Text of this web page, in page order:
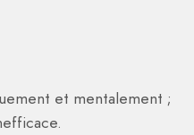
et mentalement ;